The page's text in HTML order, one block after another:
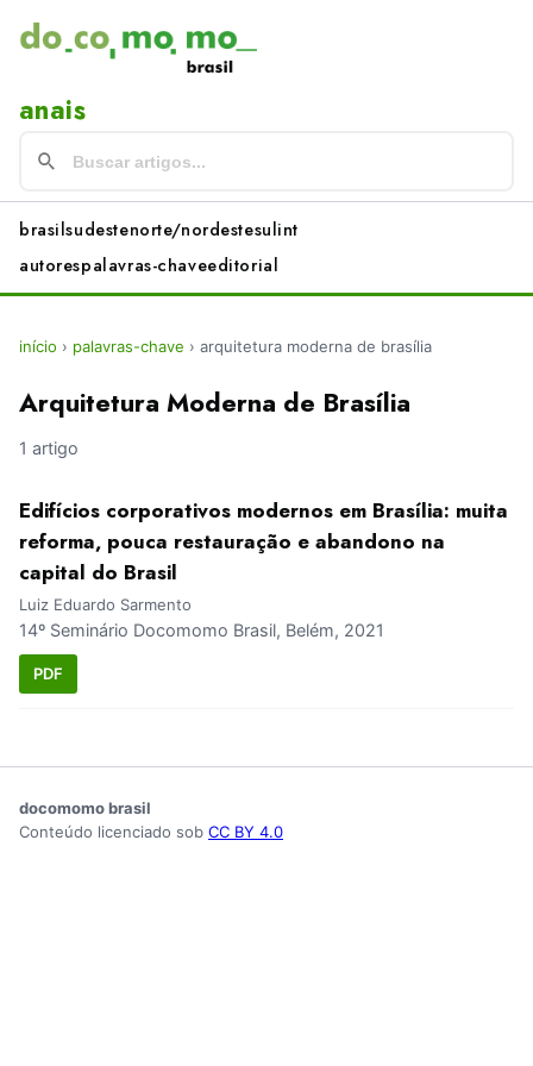
anais
brasilsudestenorte/nordestesulint
autorespalavras-chaveeditorial
início › palavras-chave › arquitetura moderna de brasília
Arquitetura Moderna de Brasília
1 artigo
Edifícios corporativos modernos em Brasília: muita
reforma, pouca restauração e abandono na
capital do Brasil
Luiz Eduardo Sarmento
14º Seminário Docomomo Brasil, Belém, 2021
PDF
docomomo brasil
Conteúdo licenciado sob CC BY 4.0